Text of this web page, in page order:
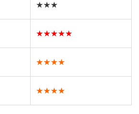
★★★
★★★★★
★★★★
★★★★